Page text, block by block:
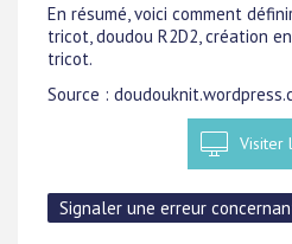
En résumé, voici comment
tricot, doudou R2D2, création
tricot.
Source :
Visiter